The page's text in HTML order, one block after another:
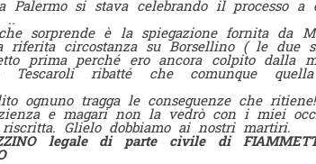
Palermo si stava celebrando il processo a
..
sorprende è la spiegazione fornita da
riferita circostanza su Borsellino ( le due
prima perché ero ancora colpito dalla
Tescaroli ribatté che comunque
ognuno tragga le conseguenze che
e magari non la vedrò con i miei
Glielo dobbiamo ai nostri martiri.
legale di parte civile di